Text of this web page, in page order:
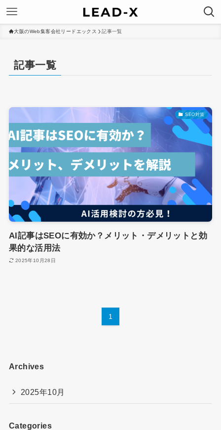
大阪のWeb集客会社リードエックス 記事一覧
記事一覧
SEO対策
AI記事はSEOに有効か？メリット・デメリットと効
果的な活用法
2025年10月28日
1
Archives
2025年10月
Categories